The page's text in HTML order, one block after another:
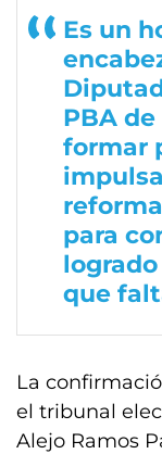
Es un
PBA
formar
para
que
La
el tribunal
Alejo Ramos